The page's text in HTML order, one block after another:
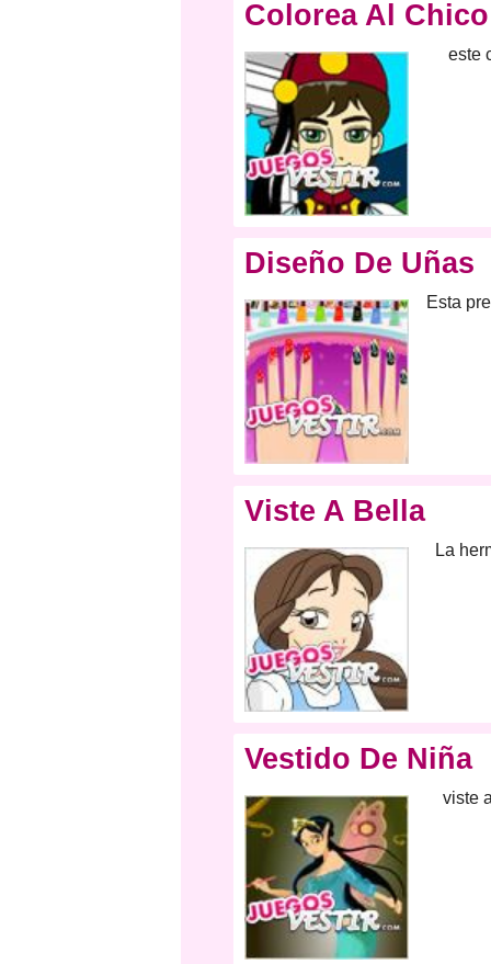
Colorea Al Chico
este
Diseño De Uñas
Esta
Viste A Bella
La
Vestido De Niña
viste